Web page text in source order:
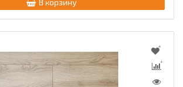
В корзину